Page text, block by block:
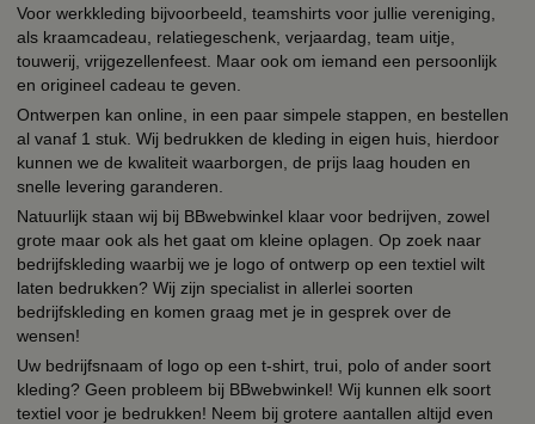
Voor werkkleding bijvoorbeeld, teamshirts voor jullie vereniging,
als kraamcadeau, relatiegeschenk, verjaardag, team uitje,
touwerij, vrijgezellenfeest. Maar ook om iemand een persoonlijk
en origineel cadeau te geven.
Ontwerpen kan online, in een paar simpele stappen, en bestellen
al vanaf 1 stuk. Wij bedrukken de kleding in eigen huis, hierdoor
kunnen we de kwaliteit waarborgen, de prijs laag houden en
snelle levering garanderen.
Natuurlijk staan wij bij BBwebwinkel klaar voor bedrijven, zowel
grote maar ook als het gaat om kleine oplagen. Op zoek naar
bedrijfskleding waarbij we je logo of ontwerp op een textiel wilt
laten bedrukken? Wij zijn specialist in allerlei soorten
bedrijfskleding en komen graag met je in gesprek over de
wensen!
Uw bedrijfsnaam of logo op een t-shirt, trui, polo of ander soort
kleding? Geen probleem bij BBwebwinkel! Wij kunnen elk soort
textiel voor je bedrukken! Neem bij grotere aantallen altijd even